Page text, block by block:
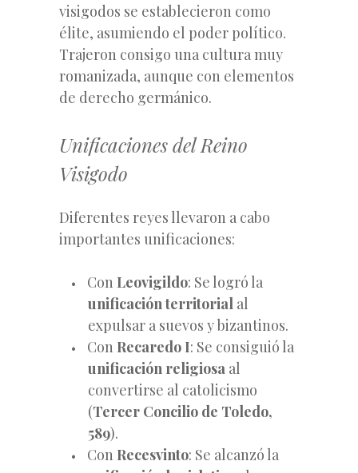
visigodos se establecieron como
élite, asumiendo el poder político.
Trajeron consigo una cultura muy
romanizada, aunque con elementos
de derecho germánico.
Unificaciones del Reino
Visigodo
Diferentes reyes llevaron a cabo
importantes unificaciones:
Con Leovigildo: Se logró la
unificación territorial al
expulsar a suevos y bizantinos.
Con Recaredo I: Se consiguió la
unificación religiosa al
convertirse al catolicismo
(Tercer Concilio de Toledo,
589).
Con Recesvinto: Se alcanzó la